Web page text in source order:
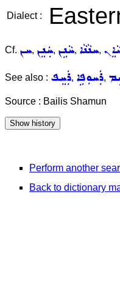
Dialect :
Cf. ܚܢ, ܚܲܢܸܢ, ܚܵܢܹܢ, ܚܢܵܢܵܐ,
See also : ܪܲܚܸܦ, ܪܲܚܘܼܦܹܐ,
Source : Bailis Shamun
Perform another
Back to dictionary